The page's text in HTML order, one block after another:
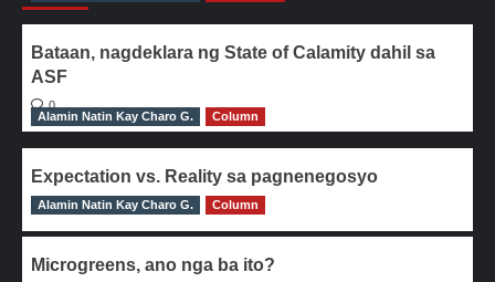
Bataan, nagdeklara ng State of Calamity dahil sa
ASF
0
Alamin Natin Kay Charo G.
Column
Expectation vs. Reality sa pagnenegosyo
0
Alamin Natin Kay Charo G. Column
Microgreens, ano nga ba ito?